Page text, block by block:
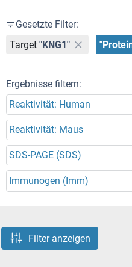
Gesetzte Filter:
Target "KNG1"
Ergebnisse filtern:
Reaktivität: Human
Reaktivität: Maus
SDS-PAGE (SDS)
Immunogen (Imm)
Filter anzeigen